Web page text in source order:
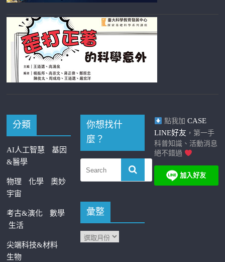
分類
AI人工智慧
基因
&醫學
物理 化學
奧妙
宇宙
考古&演化
數學
生活
尖端科技&材料
生物
你想找什
麼？
彙整
點我加 CASE
LINE好友 ，第一手
科普知識、活動消息
絕不錯過